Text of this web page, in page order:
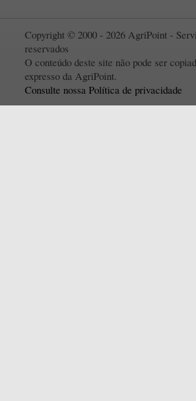
Copyright © 2000 - 2026 AgriPoint -
reservados
O conteúdo deste site não pode ser
expresso da AgriPoint.
Consulte nossa Política de privacidade